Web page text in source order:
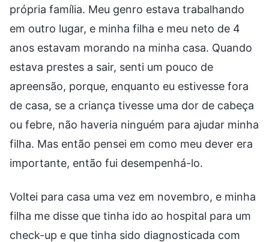
própria família. Meu genro estava trabalhando
em outro lugar, e minha filha e meu neto de 4
anos estavam morando na minha casa. Quando
estava prestes a sair, senti um pouco de
apreensão, porque, enquanto eu estivesse fora
de casa, se a criança tivesse uma dor de cabeça
ou febre, não haveria ninguém para ajudar minha
filha. Mas então pensei em como meu dever era
importante, então fui desempenhá-lo.
Voltei para casa uma vez em novembro, e minha
filha me disse que tinha ido ao hospital para um
check-up e que tinha sido diagnosticada com